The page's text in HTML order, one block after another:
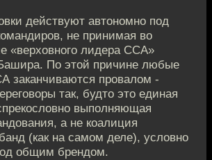
действуют автономно под
не принимая во
«верховного лидера ССА»
По этой причине любые
заканчиваются провалом -
так, будто это единая
выполняющая
а не коалиция
(как на самом деле), условно
общим брендом.